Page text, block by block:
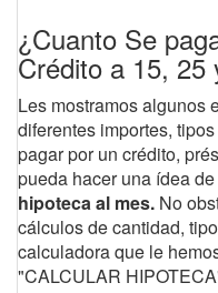
¿Cuanto Se
Crédito a 15, 25
Les mostramos algunos
diferentes importes,
pagar por un crédito,
pueda hacer una ídea de
hipoteca al mes. No
cálculos de cantidad,
calculadora que le
"CALCULAR